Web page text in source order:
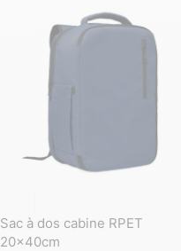
Sac à dos cabine RPET
20x40cm